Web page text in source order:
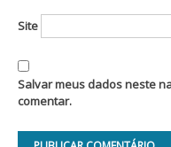
Site
Salvar meus dados neste
comentar.